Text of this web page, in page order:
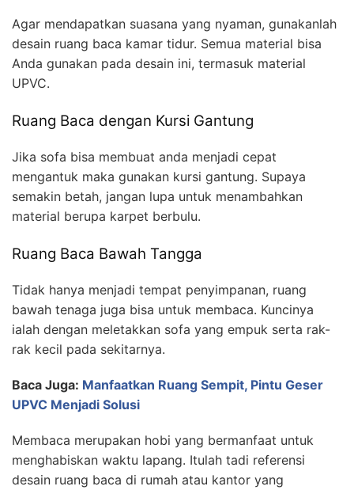
Agar mendapatkan suasana yang nyaman, gunakanlah
desain ruang baca kamar tidur. Semua material bisa
Anda gunakan pada desain ini, termasuk material
UPVC.
Ruang Baca dengan Kursi Gantung
Jika sofa bisa membuat anda menjadi cepat
mengantuk maka gunakan kursi gantung. Supaya
semakin betah, jangan lupa untuk menambahkan
material berupa karpet berbulu.
Ruang Baca Bawah Tangga
Tidak hanya menjadi tempat penyimpanan, ruang
bawah tenaga juga bisa untuk membaca. Kuncinya
ialah dengan meletakkan sofa yang empuk serta rak-
rak kecil pada sekitarnya.
Baca Juga: Manfaatkan Ruang Sempit, Pintu Geser
UPVC Menjadi Solusi
Membaca merupakan hobi yang bermanfaat untuk
menghabiskan waktu lapang. Itulah tadi referensi
desain ruang baca di rumah atau kantor yang